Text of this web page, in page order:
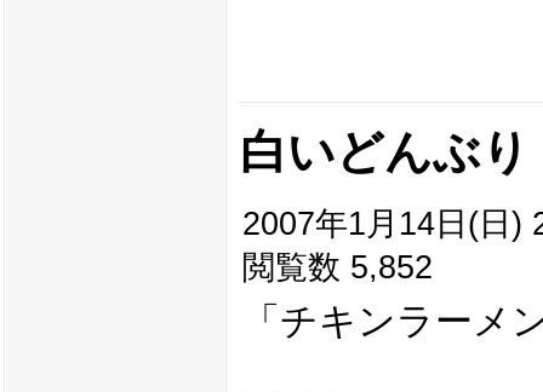
白いどんぶり
2007年1月14日(日)
閲覧数 5,852
「チキンラーメ